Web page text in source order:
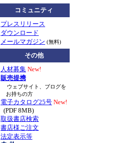
コミュニティ
プレスリリース
ダウンロード
メールマガジン (無料)
その他
人材募集 New!
販売提携
ウェブサイト、ブログを
お持ちの方
電子カタログ25号 New!
(PDF 8MB)
取扱書店検索
書店様ご注文
法定表示等